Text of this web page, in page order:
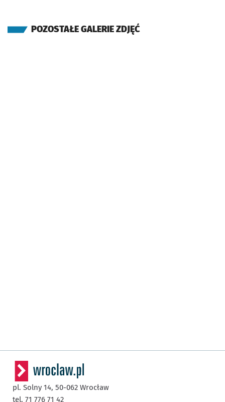
POZOSTAŁE GALERIE ZDJĘĆ
pl. Solny 14, 50-062 Wrocław
tel. 71 776 71 42